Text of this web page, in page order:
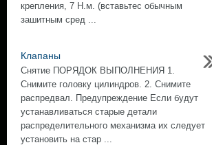
крепления, 7 Н.м. (вставьтес обычным
зашитным сред ...
Клапаны
Снятие ПОРЯДОК ВЫПОЛНЕНИЯ 1.
Снимите головку цилиндров. 2. Снимите
распредвал. Предупреждение Если будут
устанавливаться старые детали
распределительного механизма их следует
установить на стар ...